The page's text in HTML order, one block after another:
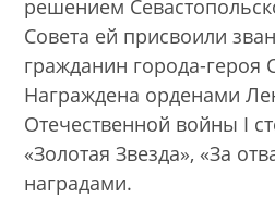
решением
Совета ей присвоили
гражданин города-героя
Награждена орденами
Отечественной войны I
«Золотая Звезда», «За
наградами.